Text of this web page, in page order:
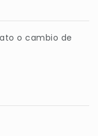
o cambio de